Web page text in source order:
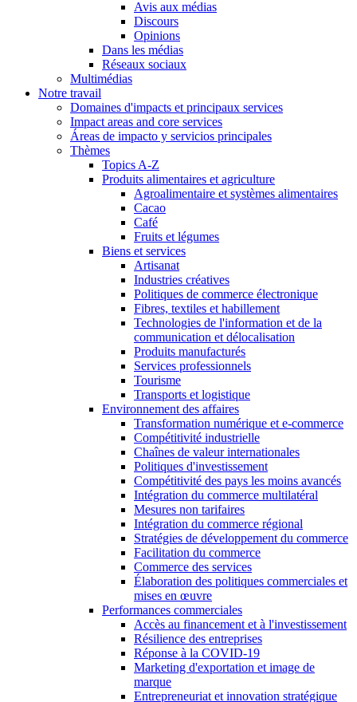
Avis aux médias
Discours
Opinions
Dans les médias
Réseaux sociaux
Multimédias
Notre travail
Domaines d'impacts et principaux services
Impact areas and core services
Áreas de impacto y servicios principales
Thèmes
Topics A-Z
Produits alimentaires et agriculture
Agroalimentaire et systèmes alimentaires
Cacao
Café
Fruits et légumes
Biens et services
Artisanat
Industries créatives
Politiques de commerce électronique
Fibres, textiles et habillement
Technologies de l'information et de la
communication et délocalisation
Produits manufacturés
Services professionnels
Tourisme
Transports et logistique
Environnement des affaires
Transformation numérique et e-commerce
Compétitivité industrielle
Chaînes de valeur internationales
Politiques d'investissement
Compétitivité des pays les moins avancés
Intégration du commerce multilatéral
Mesures non tarifaires
Intégration du commerce régional
Stratégies de développement du commerce
Facilitation du commerce
Commerce des services
Élaboration des politiques commerciales et
mises en œuvre
Performances commerciales
Accès au financement et à l'investissement
Résilience des entreprises
Réponse à la COVID-19
Marketing d'exportation et image de
marque
Entrepreneuriat et innovation stratégique